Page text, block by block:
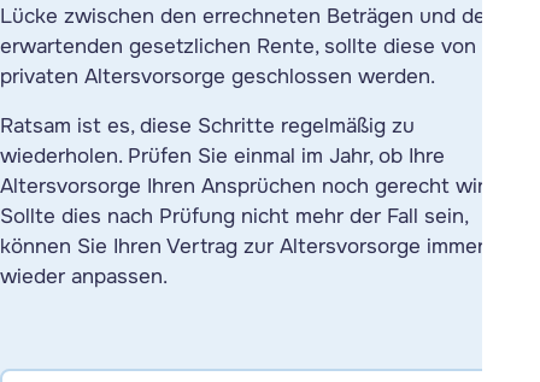
Lücke zwischen den errechneten Beträgen und der zu
erwartenden gesetzlichen Rente, sollte diese von einer
privaten Altersvorsorge geschlossen werden.
Ratsam ist es, diese Schritte regelmäßig zu
wiederholen. Prüfen Sie einmal im Jahr, ob Ihre
Altersvorsorge Ihren Ansprüchen noch gerecht wird.
Sollte dies nach Prüfung nicht mehr der Fall sein,
können Sie Ihren Vertrag zur Altersvorsorge immer
wieder anpassen.